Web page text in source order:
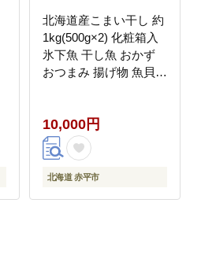
北海道産こまい干し 約
1kg(500g×2) 化粧箱入
氷下魚 干し魚 おかず
おつまみ 揚げ物 魚貝類
10,000円
北海道 赤平市